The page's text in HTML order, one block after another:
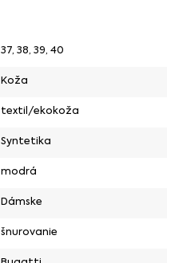
37, 38, 39, 40
Koža
textil/ekokoža
Syntetika
modrá
Dámske
šnurovanie